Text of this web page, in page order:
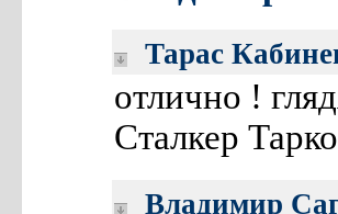
Тарас
отлично !
Сталкер
Владимир